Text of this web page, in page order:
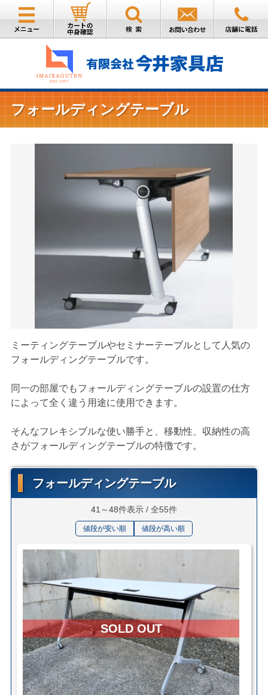
フォールディングテーブル
ミーティングテーブルやセミナーテーブルとして人気の
フォールディングテーブルです。
同一の部屋でもフォールディングテーブルの設置の仕方
によって全く違う用途に使用できます。
そんなフレキシブルな使い勝手と、移動性、収納性の高
さがフォールディングテーブルの特徴です。
フォールディングテーブル
41～48件表示 / 全55件
値段が安い順 値段が高い順